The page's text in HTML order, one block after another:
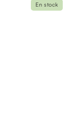
En stock